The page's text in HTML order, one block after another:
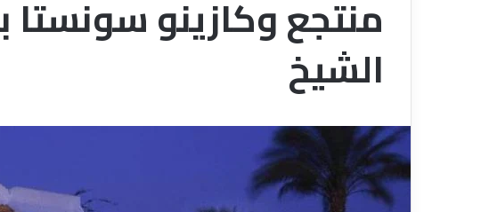
منتجع وكازينو
الشيخ
قناة للسياحة دوت كوم – عروض
الفنادق
ع
ر
ك
عروض شركات النقل